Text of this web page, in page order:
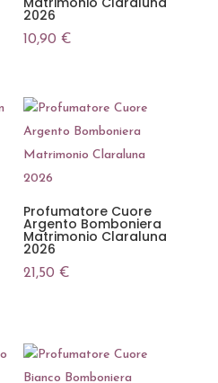
2026
10,90€
Profumatore Cuore
Argento Bomboniera
Matrimonio Claraluna
2026
21,50€